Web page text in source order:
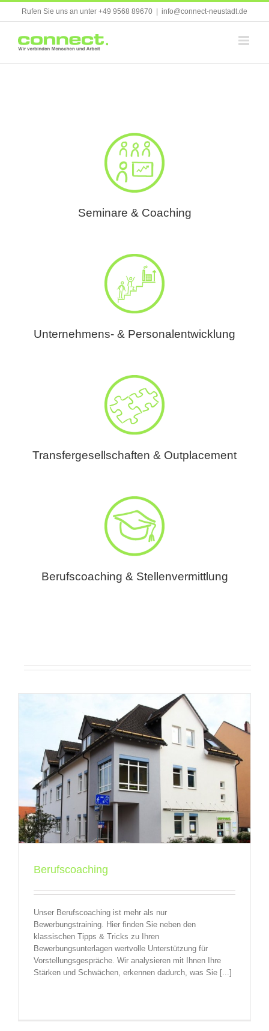
Rufen Sie uns an unter +49 9568 89670 info@connect-neustadt.de
Seminare & Coaching
Unternehmens- & Personalentwicklung
Transfergesellschaften & Outplacement
Berufscoaching & Stellenvermittlung
Berufscoaching
Unser Berufscoaching ist mehr als nur
Bewerbungstraining. Hier finden Sie neben den
klassischen Tipps & Tricks zu Ihren
Bewerbungsunterlagen wertvolle Unterstützung für
Vorstellungsgespräche. Wir analysieren mit Ihnen Ihre
Stärken und Schwächen, erkennen dadurch, was Sie [...]